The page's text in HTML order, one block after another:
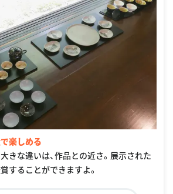
楽しめる
きな違いは、作品との近さ。展示された
することができますよ。